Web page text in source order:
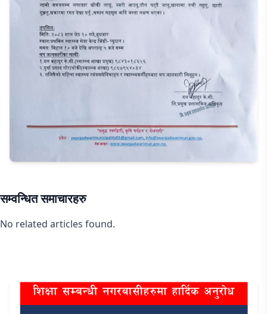
सम्वन्धित समाचारहरु
No related articles found.